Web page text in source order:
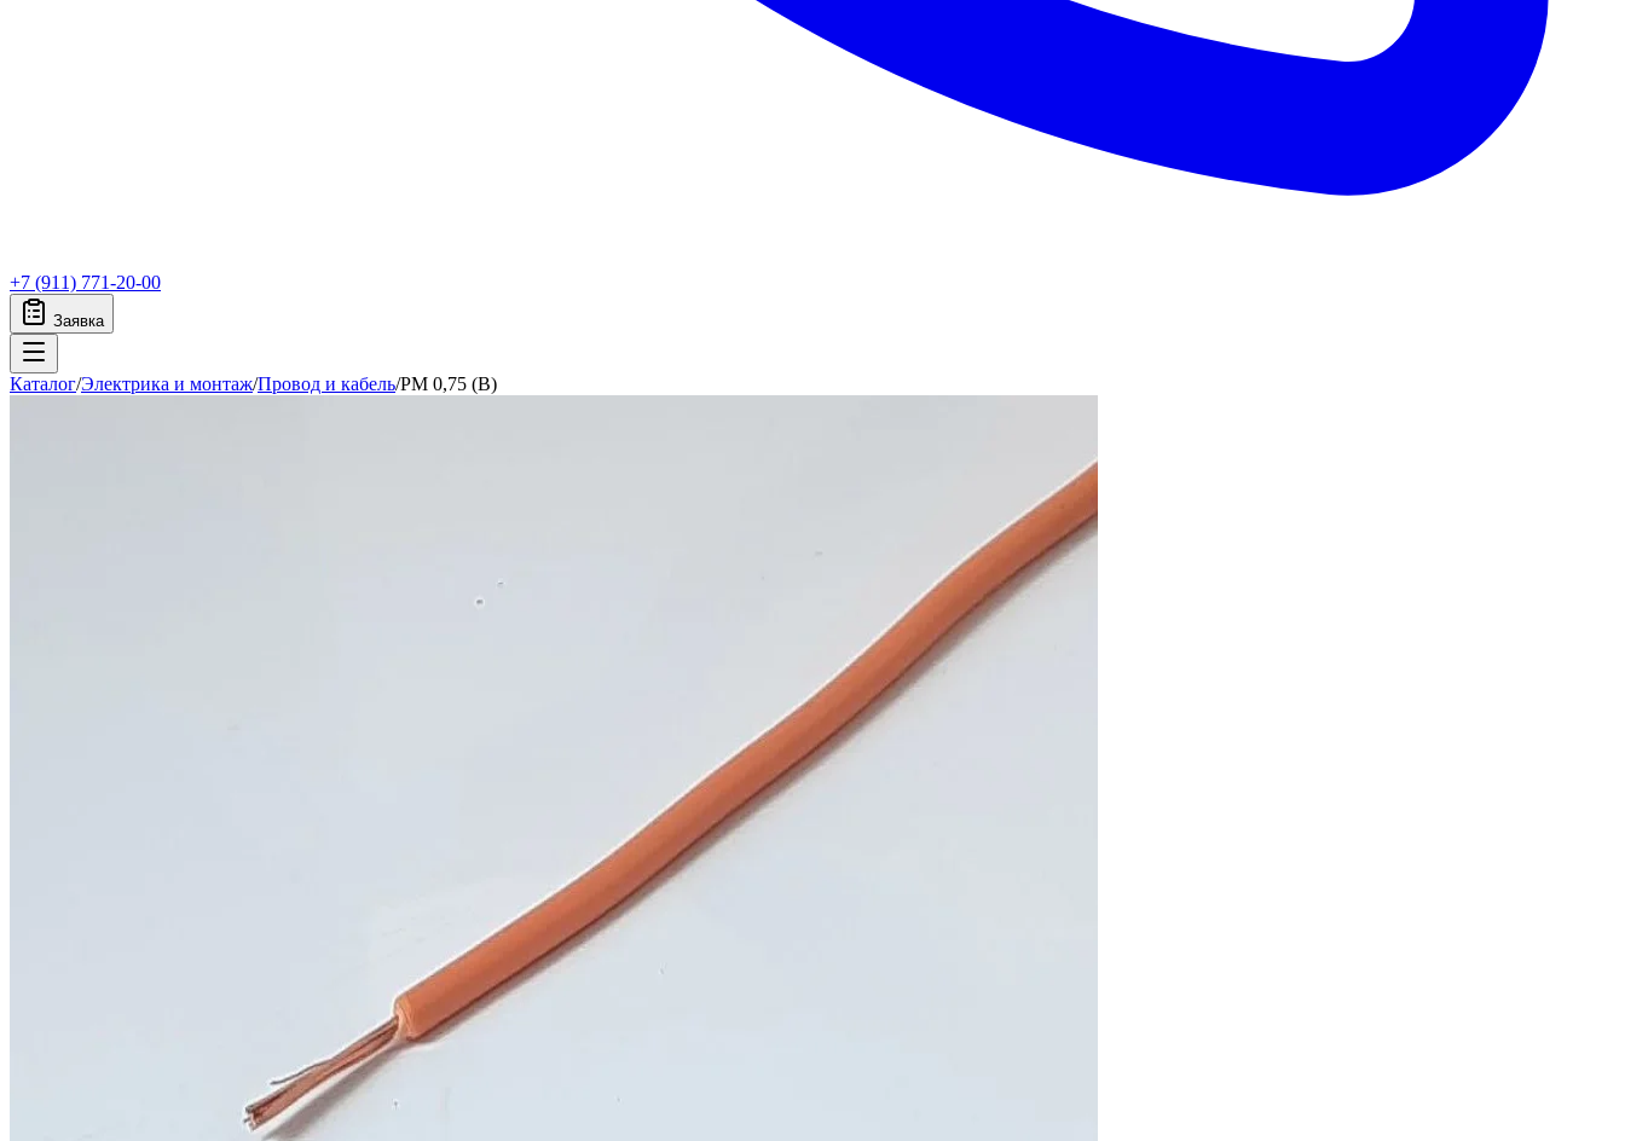
+7 (911) 771-20-00
Заявка
Каталог/Электрика и монтаж/Провод и кабель/PM 0,75 (B)